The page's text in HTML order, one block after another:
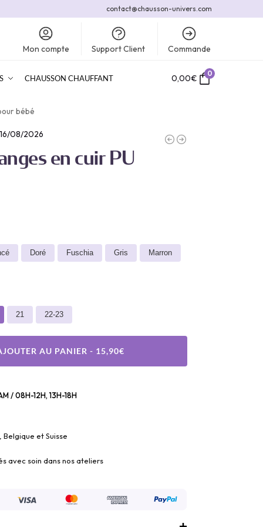
contact@chausson-univers.com
Mon compte Support Client Commande
CHAUSSON CHAUFFANT
0
0,00€
bébé
08/2026
en cuir PU
Doré Fuschia Gris Marron
21 22-23
AU PANIER - 15,90€
/ 08H-12H, 13H-18H
et Suisse
avec soin dans nos ateliers